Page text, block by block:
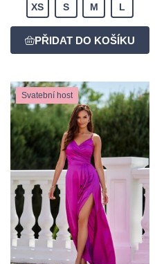
XS S M L
Svatební host